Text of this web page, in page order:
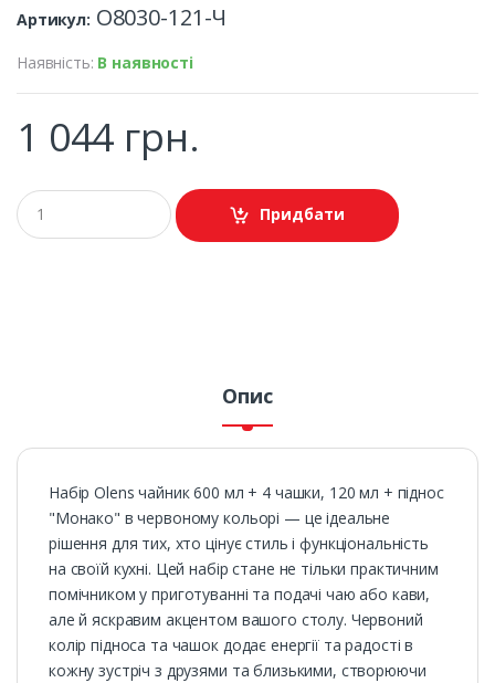
Артикул: O8030-121-Ч
Наявність: В наявності
1 044 грн.
Придбати
Опис
Набір Olens чайник 600 мл + 4 чашки, 120 мл + піднос
"Монако" в червоному кольорі — це ідеальне
рішення для тих, хто цінує стиль і функціональність
на своїй кухні. Цей набір стане не тільки практичним
помічником у приготуванні та подачі чаю або кави,
але й яскравим акцентом вашого столу. Червоний
колір підноса та чашок додає енергії та радості в
кожну зустріч з друзями та близькими, створюючи